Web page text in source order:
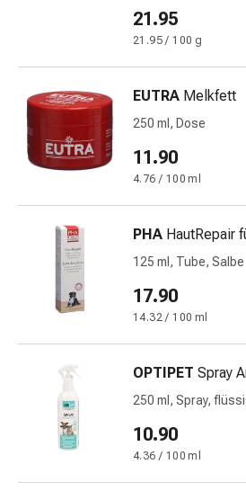
Störung
Gedächtnis-
&
Konzentrationsstörung
Allergien
&
Heuschnupfen
Antiallergika
Magen-
Darm
Hämorrhoiden
Magenbrennen
Übelkeit
Erbrechen
Blähungen
Krämpfe
21.95
21.95 / 100 g
EUTRA Melkfett
250 ml, Dose
11.90
4.76 / 100 ml
PHA HautRepair
125 ml, Tube, Salbe
17.90
14.32 / 100 ml
OPTIPET Spray
250 ml, Spray,
10.90
4.36 / 100 ml